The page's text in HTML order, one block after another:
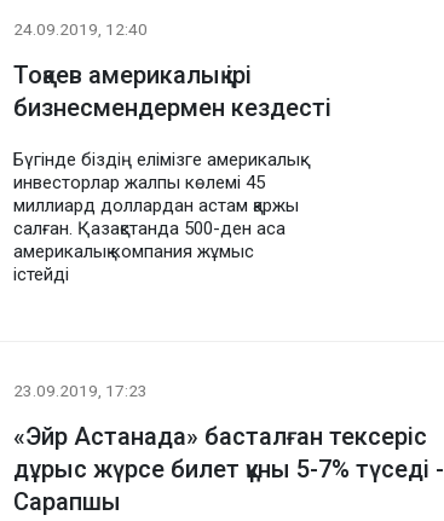
24.09.2019, 12:40
Тоқаев америкалық ірі
бизнесмендермен кездесті
Бүгінде біздің елімізге америкалық
инвесторлар жалпы көлемі 45
миллиард доллардан астам қаржы
салған. Қазақстанда 500-ден аса
америкалық компания жұмыс
істейді
23.09.2019, 17:23
«Эйр Астанада» басталған тексеріс
дұрыс жүрсе билет құны 5-7% түседі -
Сарапшы